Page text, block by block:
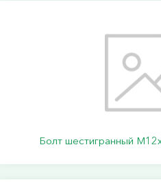
Болт шестигранный